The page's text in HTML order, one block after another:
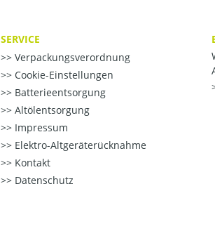
SERVICE
Verpackungsverordnung
Cookie-Einstellungen
Batterieentsorgung
Altölentsorgung
Impressum
Elektro-Altgeräterücknahme
Kontakt
Datenschutz